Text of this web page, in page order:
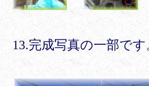
13.完成写真の一部で